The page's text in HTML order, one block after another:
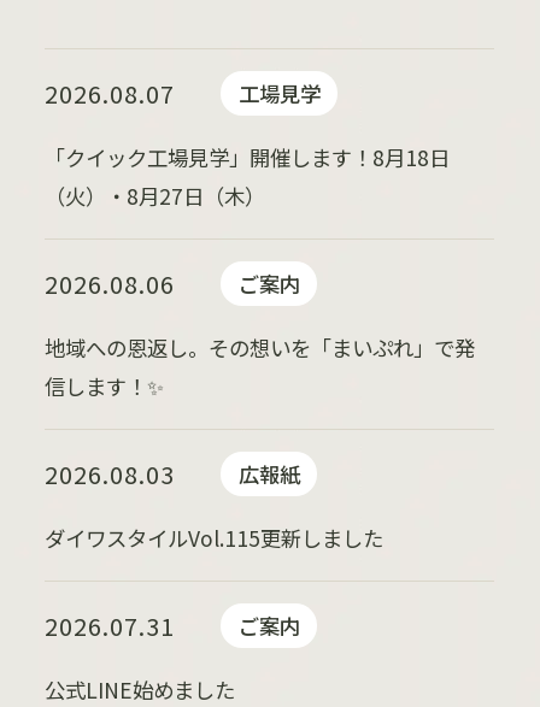
2026.08.07 工場見学
「クイック工場見学」開催します！8月18日
（火）・8月27日（木）
2026.08.06 ご案内
地域への恩返し。その想いを「まいぷれ」で発
信します！✨
2026.08.03 広報紙
ダイワスタイルVol.115更新しました
2026.07.31 ご案内
公式LINE始めました